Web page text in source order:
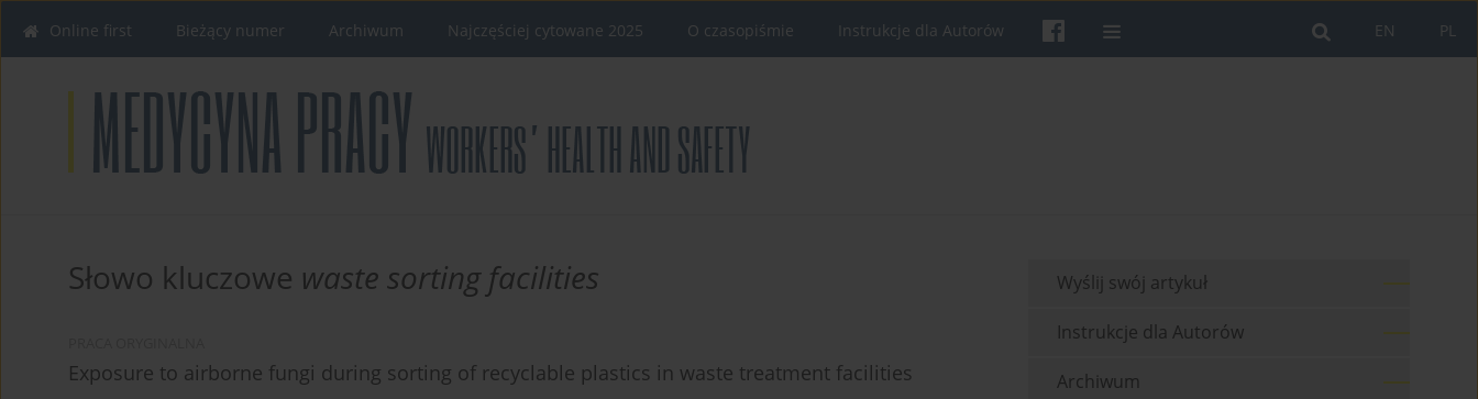
PL
EN
Online first Bieżący numer Archiwum Najczęściej cytowane 2025 O czasopiśmie Instrukcje dla Autorów
Słowo kluczowe waste sorting facilities
Exposure to airborne fungi during sorting of recyclable plastics in waste treatment facilities
Wyślij swój artykuł
Instrukcje dla Autorów
Archiwum